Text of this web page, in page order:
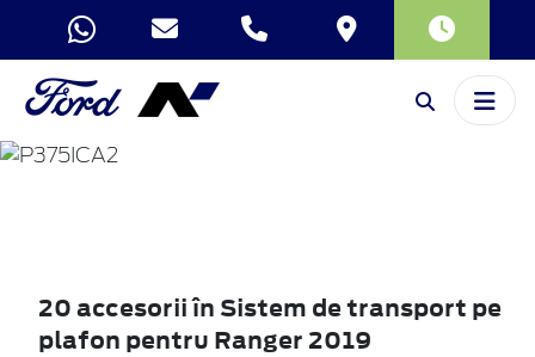
RANGER
20 accesorii în Sistem de transport pe
plafon pentru Ranger 2019